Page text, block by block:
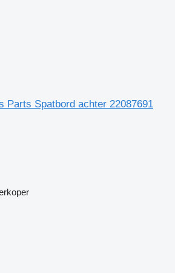
Parts Spatbord achter 22087691